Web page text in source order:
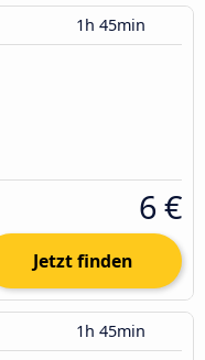
1h 45min
6 €
Jetzt finden
1h 45min